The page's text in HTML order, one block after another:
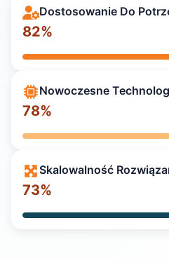
Dostosowanie Do
97%
Nowoczesne
96%
Skalowalność
94%